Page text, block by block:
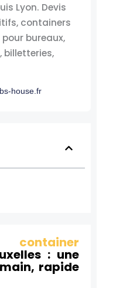
Lyon. Devis
containers
bureaux,
billetteries,
house.fr
: une
rapide